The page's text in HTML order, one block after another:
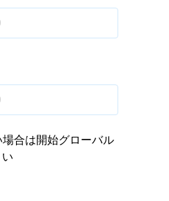
合は開始グローバル